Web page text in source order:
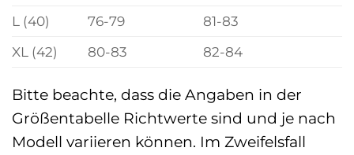
L (40)
76-79
81-83
XL (42)
80-83 82-84
Bitte beachte, dass die Angaben in der
Größentabelle Richtwerte sind und je nach
Modell variieren können. Im Zweifelsfall